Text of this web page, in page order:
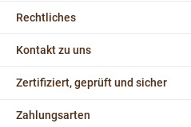
Rechtliches
Kontakt zu uns
Zertifiziert, geprüft und sicher
Zahlungsarten